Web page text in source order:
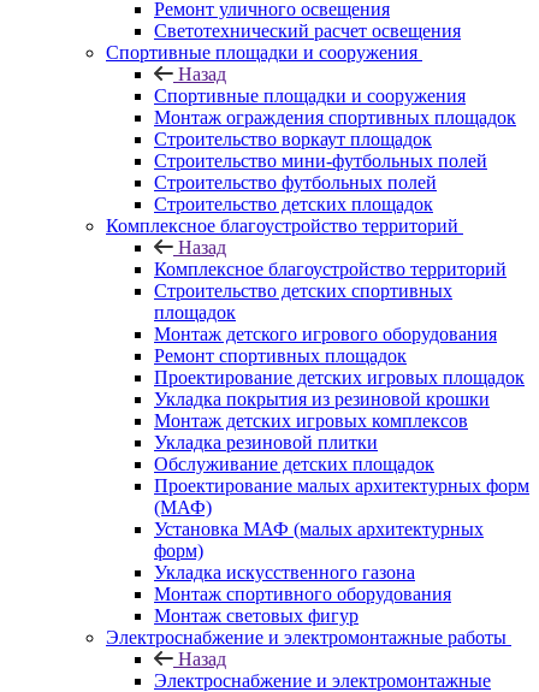
Ремонт уличного освещения
Светотехнический расчет освещения
Спортивные площадки и сооружения
Назад
Спортивные площадки и сооружения
Монтаж ограждения спортивных площадок
Строительство воркаут площадок
Строительство мини-футбольных полей
Строительство футбольных полей
Строительство детских площадок
Комплексное благоустройство территорий
Назад
Комплексное благоустройство территорий
Строительство детских спортивных
площадок
Монтаж детского игрового оборудования
Ремонт спортивных площадок
Проектирование детских игровых площадок
Укладка покрытия из резиновой крошки
Монтаж детских игровых комплексов
Укладка резиновой плитки
Обслуживание детских площадок
Проектирование малых архитектурных форм
(МАФ)
Установка МАФ (малых архитектурных
форм)
Укладка искусственного газона
Монтаж спортивного оборудования
Монтаж световых фигур
Электроснабжение и электромонтажные работы
Назад
Электроснабжение и электромонтажные